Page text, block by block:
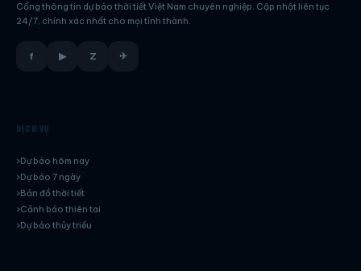
Cổng thông tin dự báo thời tiết Việt Nam chuyên nghiệp. Cập nhật liên tục
24/7, chính xác nhất cho mọi tỉnh thành.
f ▶ Z ✈
DỊCH VỤ
Dự báo hôm nay
Dự báo 7 ngày
Bản đồ thời tiết
Cảnh báo thiên tai
Dự báo thủy triều